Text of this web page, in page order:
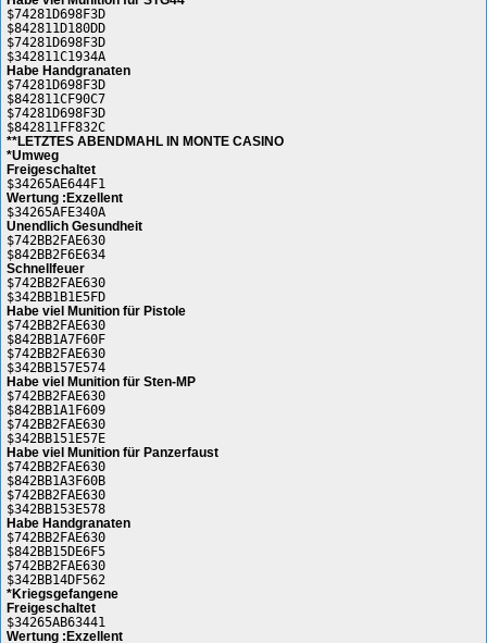
$74281D698F3D
$842811D180DD
$74281D698F3D
$342811C1934A
Habe Handgranaten
$74281D698F3D
$842811CF90C7
$74281D698F3D
$842811FF832C
**LETZTES ABENDMAHL IN MONTE CASINO
*Umweg
Freigeschaltet
$34265AE644F1
Wertung :Exzellent
$34265AFE340A
Unendlich Gesundheit
$742BB2FAE630
$842BB2F6E634
Schnellfeuer
$742BB2FAE630
$342BB1B1E5FD
Habe viel Munition für Pistole
$742BB2FAE630
$842BB1A7F60F
$742BB2FAE630
$342BB157E574
Habe viel Munition für Sten-MP
$742BB2FAE630
$842BB1A1F609
$742BB2FAE630
$342BB151E57E
Habe viel Munition für Panzerfaust
$742BB2FAE630
$842BB1A3F60B
$742BB2FAE630
$342BB153E578
Habe Handgranaten
$742BB2FAE630
$842BB15DE6F5
$742BB2FAE630
$342BB14DF562
*Kriegsgefangene
Freigeschaltet
$34265AB63441
Wertung :Exzellent